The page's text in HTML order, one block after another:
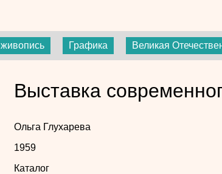
живопись Графика Великая
Выставка
Ольга Глухарева
1959
Каталог